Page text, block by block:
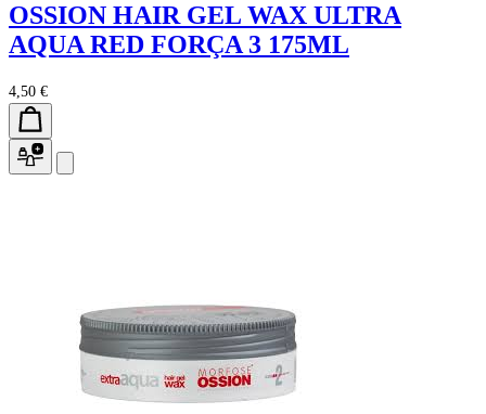
OSSION HAIR GEL WAX ULTRA
AQUA RED FORÇA 3 175ML
4,50 €